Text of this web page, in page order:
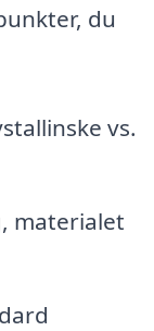
du
vs.
materialet